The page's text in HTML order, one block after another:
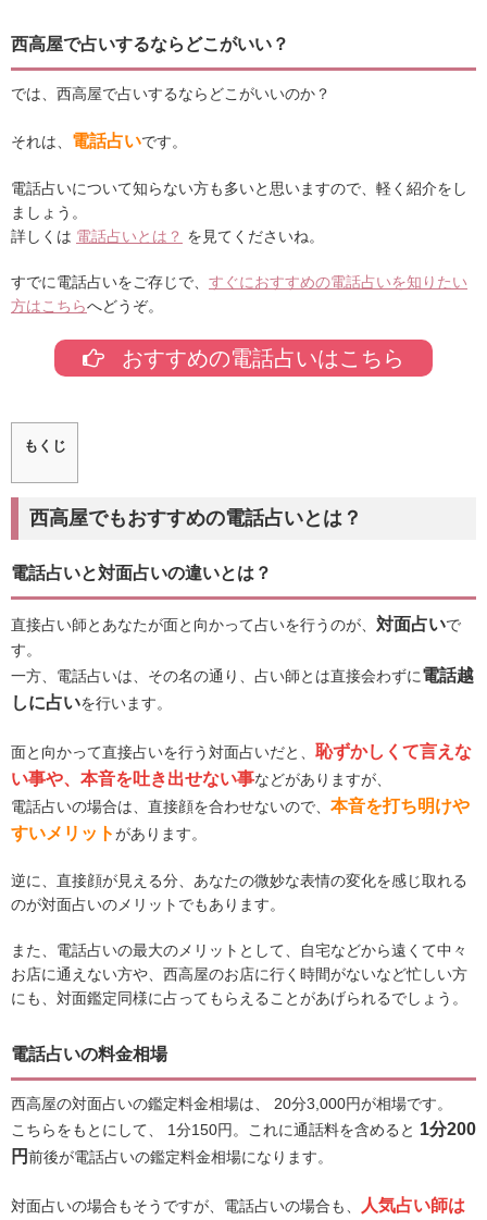
西高屋で占いするならどこがいい？
では、西高屋で占いするならどこがいいのか？
それは、 電話占いです。
電話占いについて知らない方も多いと思いますので、軽く紹介をし
ましょう。
詳しくは 電話占いとは？ を見てくださいね。
すでに電話占いをご存じで、 すぐにおすすめの電話占いを知りたい
方はこちらへどうぞ。
おすすめの電話占いはこちら
もくじ
西高屋でもおすすめの電話占いとは？
電話占いと対面占いの違いとは？
直接占い師とあなたが面と向かって占いを行うのが、 対面占いで
す。
一方、電話占いは、その名の通り、占い師とは直接会わずに電話越
しに占いを行います。
面と向かって直接占いを行う対面占いだと、 恥ずかしくて言えな
い事や、本音を吐き出せない事などがありますが、
電話占いの場合は、直接顔を合わせないので、 本音を打ち明けや
すいメリットがあります。
逆に、直接顔が見える分、あなたの微妙な表情の変化を感じ取れる
のが対面占いのメリットでもあります。
また、電話占いの最大のメリットとして、自宅などから遠くて中々
お店に通えない方や、西高屋のお店に行く時間がないなど忙しい方
にも、対面鑑定同様に占ってもらえることがあげられるでしょう。
電話占いの料金相場
西高屋の対面占いの鑑定料金相場は、 20分3,000円が相場です。
こちらをもとにして、 1分150円。これに通話料を含めると 1分200
円前後が電話占いの鑑定料金相場になります。
対面占いの場合もそうですが、電話占いの場合も、
人気占い師は